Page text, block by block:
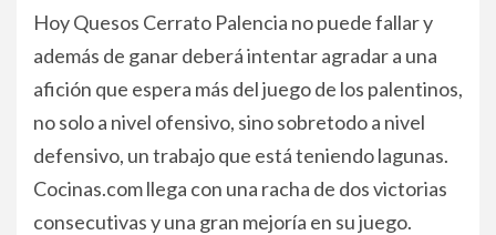
Hoy Quesos Cerrato Palencia no puede fallar y
además de ganar deberá intentar agradar a una
afición que espera más del juego de los palentinos,
no solo a nivel ofensivo, sino sobretodo a nivel
defensivo, un trabajo que está teniendo lagunas.
Cocinas.com llega con una racha de dos victorias
consecutivas y una gran mejoría en su juego.